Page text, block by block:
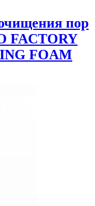
пор
FACTORY
FOAM